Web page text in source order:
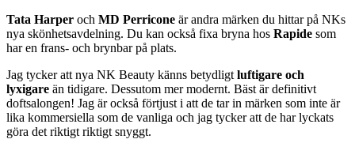
Tata Harper och MD Perricone är andra märken du hittar på NKs
nya skönhetsavdelning. Du kan också fixa bryna hos Rapide som
har en frans- och brynbar på plats.
Jag tycker att nya NK Beauty känns betydligt luftigare och
lyxigare än tidigare. Dessutom mer modernt. Bäst är definitivt
doftsalongen! Jag är också förtjust i att de tar in märken som inte är
lika kommersiella som de vanliga och jag tycker att de har lyckats
göra det riktigt riktigt snyggt.